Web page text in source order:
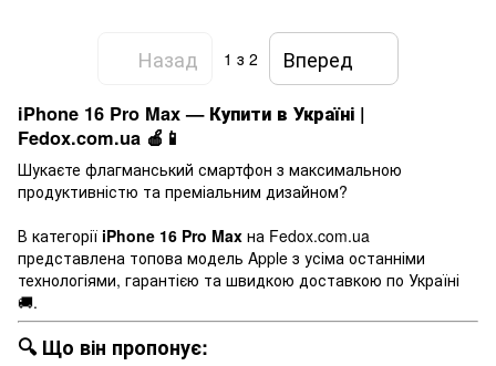
Назад 1 з 2 Вперед
iPhone 16 Pro Max — Купити в Україні |
Fedox.com.ua 🍎📱
Шукаєте флагманський смартфон з максимальною
продуктивністю та преміальним дизайном?
В категорії iPhone 16 Pro Max на Fedox.com.ua
представлена топова модель Apple з усіма останніми
технологіями, гарантією та швидкою доставкою по Україні
🚚.
🔍 Що він пропонує: